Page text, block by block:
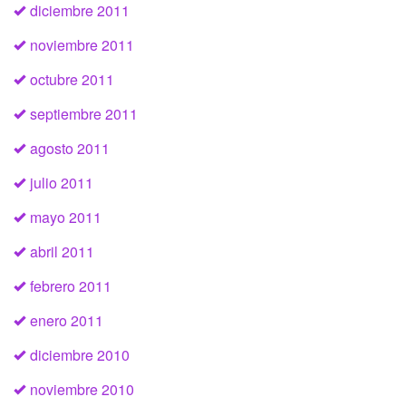
diciembre 2011
noviembre 2011
octubre 2011
septiembre 2011
agosto 2011
julio 2011
mayo 2011
abril 2011
febrero 2011
enero 2011
diciembre 2010
noviembre 2010